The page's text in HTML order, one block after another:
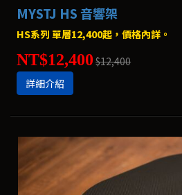
MYSTJ HS 音響架
HS系列 單層12,400起，價格內詳。
NT$12,400 $12,400
詳細介紹